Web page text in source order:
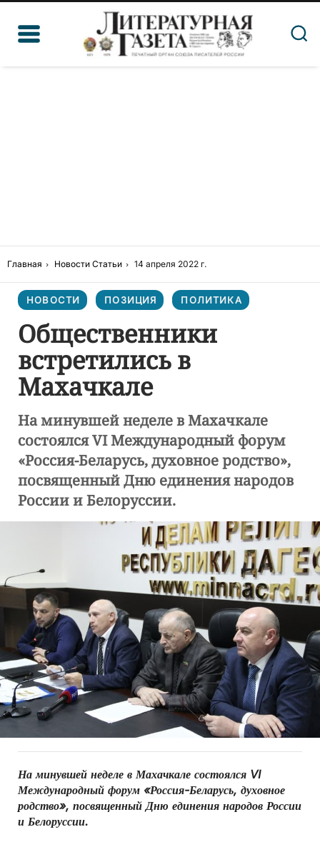
Главная Новости Статьи 14 апреля 2022 г.
НОВОСТИ ПОЗИЦИЯ ПОЛИТИКА
Общественники
встретились в
Махачкале
На минувшей неделе в Махачкале
состоялся VI Международный форум
«Россия-Беларусь, духовное родство»,
посвященный Дню единения народов
России и Белоруссии.
На минувшей неделе в Махачкале состоялся VI
Международный форум «Россия-Беларусь, духовное
родство», посвященный Дню единения народов России
и Белоруссии.